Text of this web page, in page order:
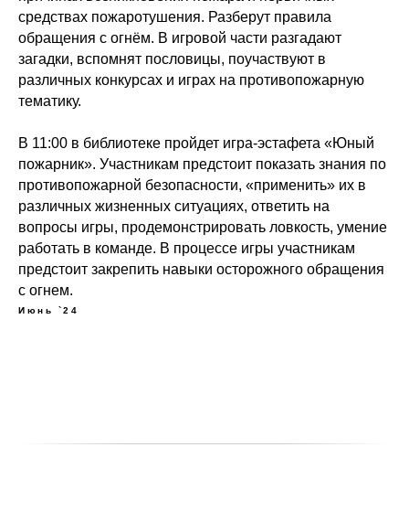
средствах пожаротушения. Разберут правила
обращения с огнём. В игровой части разгадают
загадки, вспомнят пословицы, поучаствуют в
различных конкурсах и играх на противопожарную
тематику.
В 11:00 в библиотеке пройдет игра-эстафета «Юный
пожарник». Участникам предстоит показать знания по
противопожарной безопасности, «применить» их в
различных жизненных ситуациях, ответить на
вопросы игры, продемонстрировать ловкость, умение
работать в команде. В процессе игры участникам
предстоит закрепить навыки осторожного обращения
с огнем.
Июнь `24